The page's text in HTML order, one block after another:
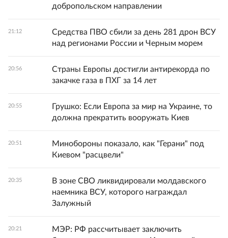
добропольском направлении
21:12
Средства ПВО сбили за день 281 дрон ВСУ
над регионами России и Черным морем
20:56
Страны Европы достигли антирекорда по
закачке газа в ПХГ за 14 лет
20:55
Грушко: Если Европа за мир на Украине, то
должна прекратить вооружать Киев
20:51
Минобороны показало, как "Герани" под
Киевом "расцвели"
20:35
В зоне СВО ликвидировали молдавского
наемника ВСУ, которого награждал
Залужный
20:21
МЭР: РФ рассчитывает заключить